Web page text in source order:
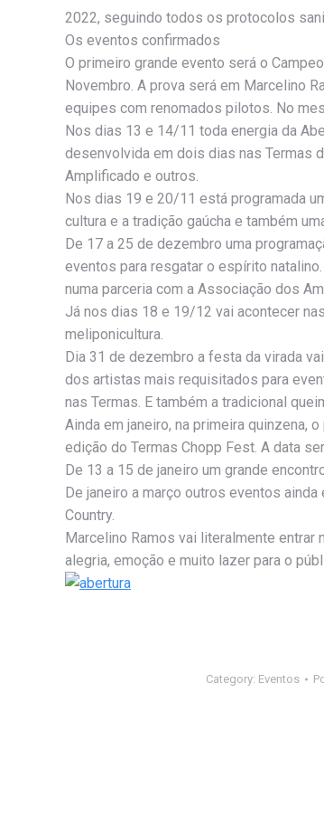
2022, seguindo todos os protocolos
Os eventos confirmados
O primeiro grande evento será o
Novembro. A prova será em Marcelino
equipes com renomados pilotos. No
Nos dias 13 e 14/11 toda energia da
desenvolvida em dois dias nas Termas
Amplificado e outros.
Nos dias 19 e 20/11 está programada
cultura e a tradição gaúcha e também
De 17 a 25 de dezembro uma
eventos para resgatar o espírito
numa parceria com a Associação dos
Já nos dias 18 e 19/12 vai acontecer
meliponicultura.
Dia 31 de dezembro a festa da virada
dos artistas mais requisitados para
nas Termas. E também a tradicional
Ainda em janeiro, na primeira quinzena,
edição do Termas Chopp Fest. A data
De 13 a 15 de janeiro um grande
De janeiro a março outros eventos
Country.
Marcelino Ramos vai literalmente
alegria, emoção e muito lazer para o
Category: Eventos